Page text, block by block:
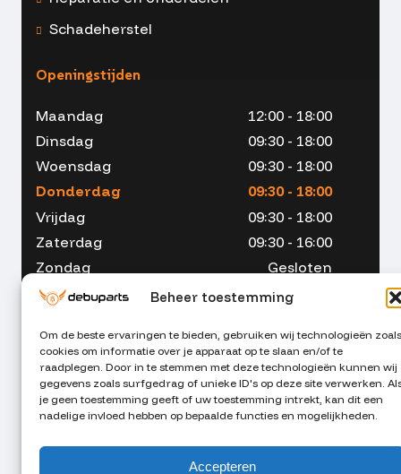
Beheer toestemming
Om de beste ervaringen te bieden, gebruiken wij technologieën zoals
cookies om informatie over je apparaat op te slaan en/of te
raadplegen. Door in te stemmen met deze technologieën kunnen wij
gegevens zoals surfgedrag of unieke ID's op deze site verwerken.
je geen toestemming geeft of uw toestemming intrekt, kan dit een
nadelige invloed hebben op bepaalde functies en mogelijkheden.
Accepteren
Schadeherstel
Openingstijden
Maandag
12:00 - 18:00
Dinsdag
09:30 - 18:00
Woensdag
09:30 - 18:00
Donderdag
09:30 - 18:00
Vrijdag
09:30 - 18:00
Zaterdag
09:30 - 16:00
Zondag
Gesloten
053 - 234 00 90
info@debuparts.nl